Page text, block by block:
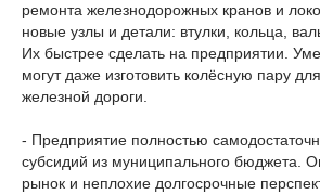
ремонта железнодорожных кранов и
новые узлы и детали: втулки, кольца,
Их быстрее сделать на предприятии.
могут даже изготовить колёсную пару
железной дороги.
- Предприятие полностью
субсидий из муниципального бюджета.
рынок и неплохие долгосрочные